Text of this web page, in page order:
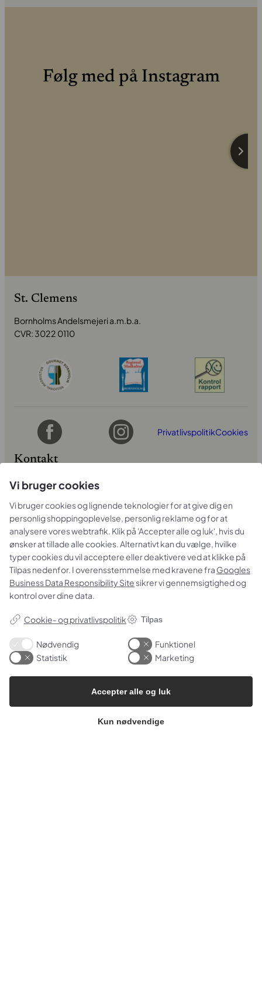
Følg med på Instagram
St. Clemens
Bornholms Andelsmejeri a.m.b.a.
CVR: 3022 0110
PrivatlivspolitikCookies
Kontakt
Telefon: +45 56 96 62 00
info@st-clemens.dk
Adresse
Sct. Klemensgade 17
DK-3782 Klemensker
Danmark
Vi bruger cookies
Vi bruger cookies og lignende teknologier for at give dig en
personlig shoppingoplevelse, personlig reklame og for at
analysere vores webtrafik. Klik på 'Accepter alle og luk', hvis du
ønsker at tillade alle cookies. Alternativt kan du vælge, hvilke
typer cookies du vil acceptere eller deaktivere ved at klikke på
Tilpas nedenfor. I overensstemmelse med kravene fra Googles
Business Data Responsibility Sitesikrer vi gennemsigtighed og
kontrol over dine data.
Cookie- og privatlivspolitik Tilpas
Nødvendig
Funktionel
Statistik
Marketing
Kun nødvendige
Accepter alle og luk